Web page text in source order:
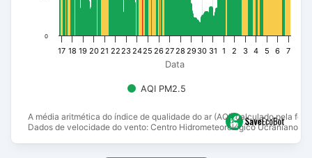
A média aritmética do índice de qualidade do ar (AQI) calculado pela
Dados de velocidade do vento: Centro Hidrometeorológico Ucraniano.
Data
AQI PM2.5
18 20 22 24 26 28 30 1 3 5 7
17 19 21 23 25 27 29 31 2 4 6
0
End of interactive chart.